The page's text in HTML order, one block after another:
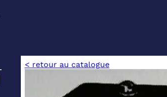
< retour au catalogue